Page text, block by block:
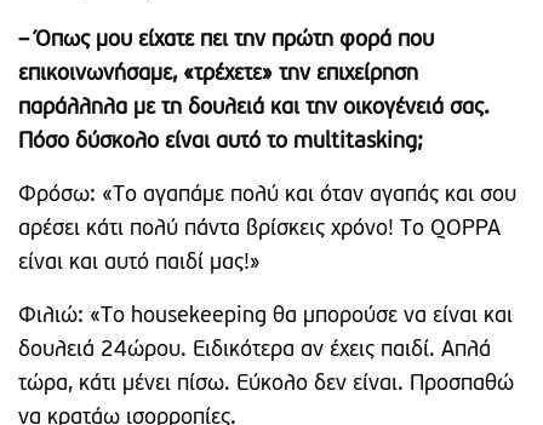
– Όπως μου είχατε πει την πρώτη φορά που
επικοινωνήσαμε, «τρέχετε» την επιχείρηση
παράλληλα με τη δουλειά και την οικογένειά σας.
Πόσο δύσκολο είναι αυτό το multitasking;
Φρόσω: «Το αγαπάμε πολύ και όταν αγαπάς και σου
αρέσει κάτι πολύ πάντα βρίσκεις χρόνο! Το QOPPA
είναι και αυτό παιδί μας!»
Φιλιώ: «Το housekeeping θα μπορούσε να είναι και
δουλειά 24ώρου. Ειδικότερα αν έχεις παιδί. Απλά
τώρα, κάτι μένει πίσω. Εύκολο δεν είναι. Προσπαθώ
να κρατάω ισορροπίες.